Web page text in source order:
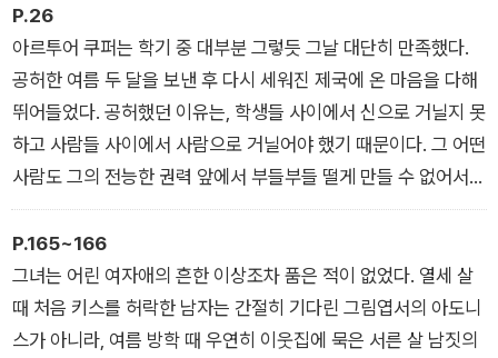
하지만 《게르버》는 출간 3년째 되는 1933년 나치 정부가 “사제
의 문제를 증오심에 가득 찬 왜곡된 형태로 그린” 소설로 판정해
금서가 되었다. 이어 1936년 토어베르크의 모든 글에 금서 판정
이 내려졌고, 작가는 1938년 스위스를 거쳐 프랑스로 도피했다
가 1940년 미국으로 망명했다. 그는 1951년에야 오스트리아로
돌아올 수 있었다.
P.26
아르투어 쿠퍼는 학기 중 대부분 그렇듯 그날 대단히 만족했다.
공허한 여름 두 달을 보낸 후 다시 세워진 제국에 온 마음을 다해
뛰어들었다. 공허했던 이유는, 학생들 사이에서 신으로 거닐지 못
하고 사람들 사이에서 사람으로 거닐어야 했기 때문이다. 그 어떤
사람도 그의 전능한 권력 앞에서 부들부들 떨게 만들 수 없어서
공허했으며, 좌지우지하는 지배욕의 규범을 눈에 보이는 많은 것
에 강요할 수 없어서 공허했다.
P.165~166
그녀는 어린 여자애의 흔한 이상조차 품은 적이 없었다. 열세 살
때 처음 키스를 허락한 남자는 간절히 기다린 그림엽서의 아도니
스가 아니라, 여름 방학 때 우연히 이웃집에 묵은 서른 살 남짓의